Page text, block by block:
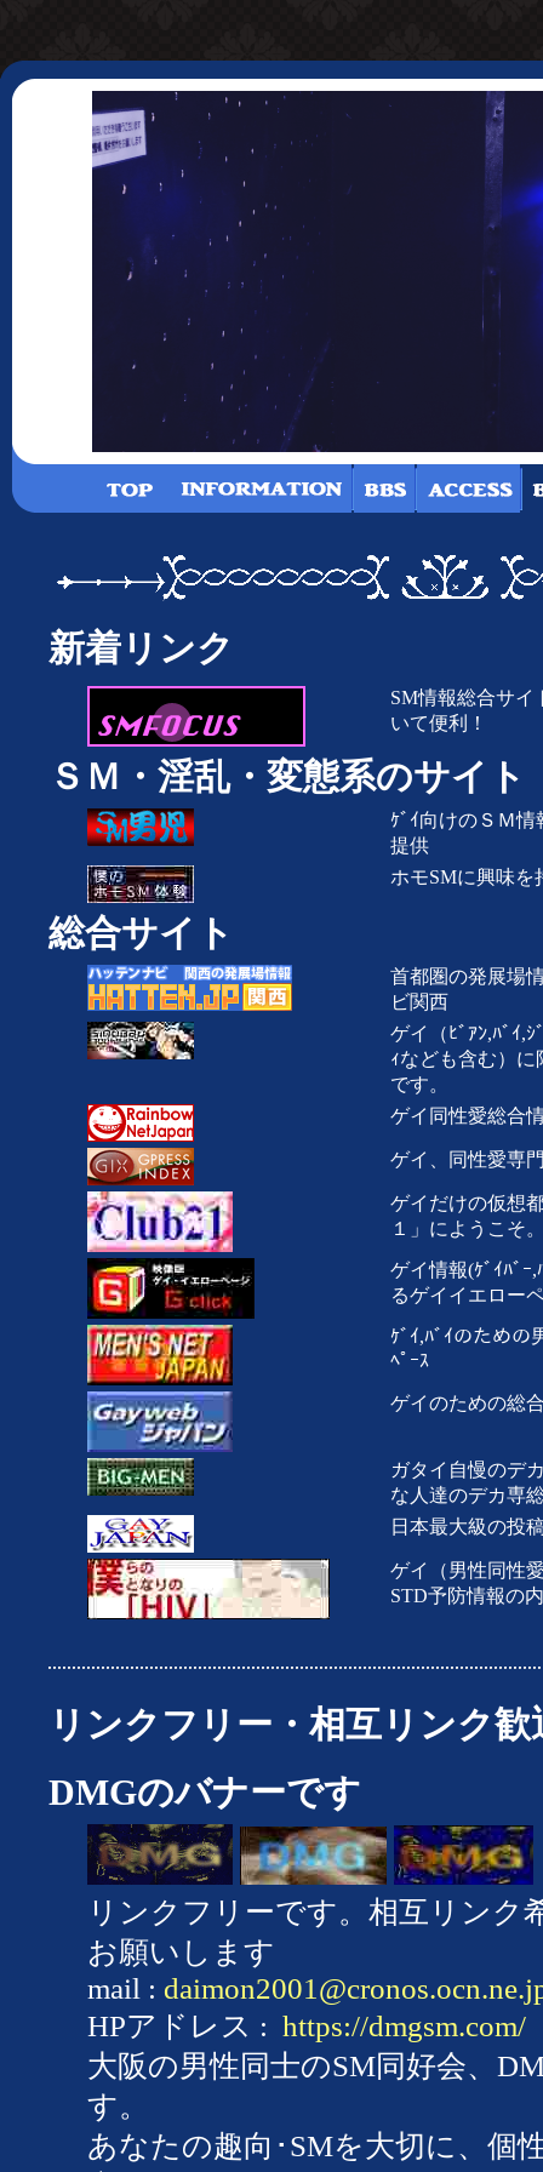
新着リンク
SM情報総合サイ
いて便利！
ＳＭ・淫乱・変態系のサイト
ｹﾞｲ向けのＳＭ
提供
ホモSMに興味を
総合サイト
首都圏の発展場
ビ関西
ゲイ（ﾋﾞｱﾝ,ﾊﾞｲ,ｼ
ｨなども含む）に
です。
ゲイ同性愛総合
ゲイ、同性愛専
ゲイだけの仮想
１」にようこそ
ゲイ情報(ｹﾞｲﾊﾞｰ
るゲイイエロー
ｹﾞｲ,ﾊﾞｲのための
ﾍﾟｰｽ
ゲイのための総
ガタイ自慢のデ
な人達のデカ専
日本最大級の投
ゲイ（男性同性
STD予防情報の
リンクフリー・相互リンク歓
DMGのバナーです
リンクフリーです。相互リンク
お願いします
mail :
HPアドレス : https://dmgsm.com/
大阪の男性同士のSM同好会、
す。
あなたの趣向･SMを大切に、個